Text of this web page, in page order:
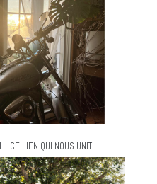
CE LIEN QUI NOUS UNIT !